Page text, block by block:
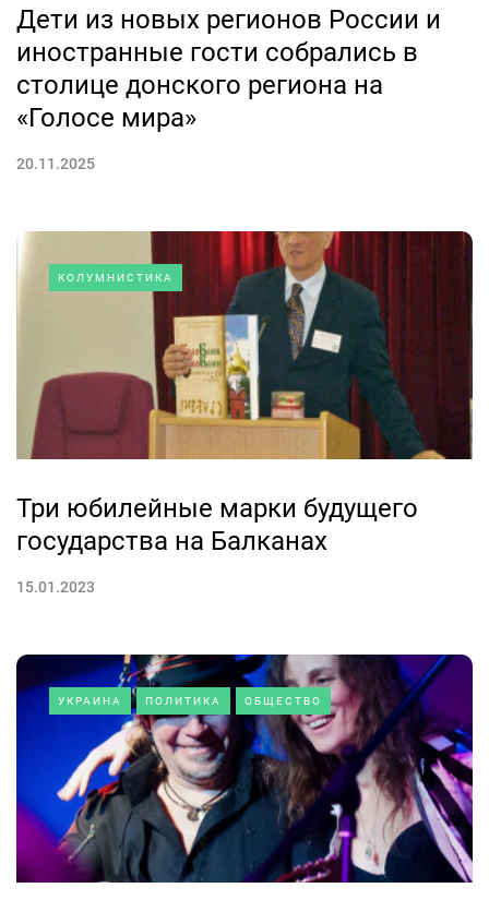
Дети из новых регионов России и
иностранные гости собрались в
столице донского региона на
«Голосе мира»
20.11.2025
КОЛУМНИСТИКА
Три юбилейные марки будущего
государства на Балканах
15.01.2023
УКРАИНА ПОЛИТИКА ОБЩЕСТВО